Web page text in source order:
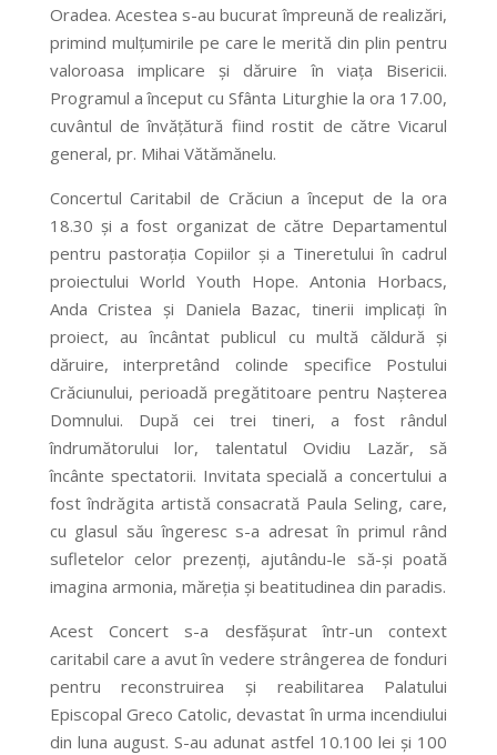
Oradea. Acestea s-au bucurat împreună de realizări,
primind mulțumirile pe care le merită din plin pentru
valoroasa implicare și dăruire în viața Bisericii.
Programul a început cu Sfânta Liturghie la ora 17.00,
cuvântul de învățătură fiind rostit de către Vicarul
general, pr. Mihai Vătămănelu.
Concertul Caritabil de Crăciun a început de la ora
18.30 și a fost organizat de către Departamentul
pentru pastorația Copiilor și a Tineretului în cadrul
proiectului World Youth Hope. Antonia Horbacs,
Anda Cristea și Daniela Bazac, tinerii implicați în
proiect, au încântat publicul cu multă căldură și
dăruire, interpretând colinde specifice Postului
Crăciunului, perioadă pregătitoare pentru Nașterea
Domnului. După cei trei tineri, a fost rândul
îndrumătorului lor, talentatul Ovidiu Lazăr, să
încânte spectatorii. Invitata specială a concertului a
fost îndrăgita artistă consacrată Paula Seling, care,
cu glasul său îngeresc s-a adresat în primul rând
sufletelor celor prezenți, ajutându-le să-și poată
imagina armonia, măreția și beatitudinea din paradis.
Acest Concert s-a desfășurat într-un context
caritabil care a avut în vedere strângerea de fonduri
pentru reconstruirea și reabilitarea Palatului
Episcopal Greco Catolic, devastat în urma incendiului
din luna august. S-au adunat astfel 10.100 lei și 100